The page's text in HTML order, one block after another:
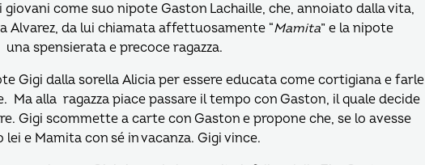
come suo nipote Gaston Lachaille, che, annoiato dalla vita,
Alvarez, da lui chiamata affettuosamente “Mamita” e la nipote
una spensierata e precoce ragazza.
Gigi dalla sorella Alicia per essere educata come cortigiana e farle
Ma alla ragazza piace passare il tempo con Gaston, il quale decide
Gigi scommette a carte con Gaston e propone che, se lo avesse
e Mamita con sé in vacanza. Gigi vince.